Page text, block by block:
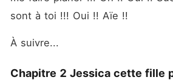
sont à toi !!! Oui !! Aïe !!
À suivre...
Chapitre 2 Jessica cette fille